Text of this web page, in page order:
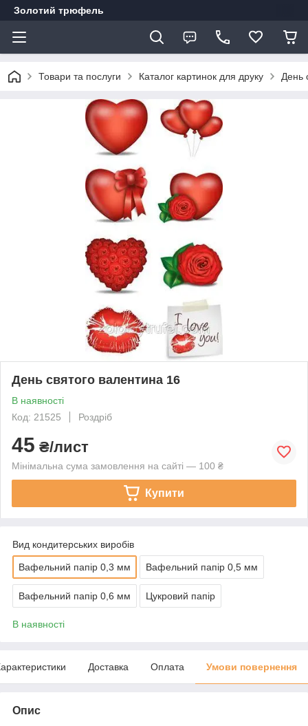
Золотий трюфель
Товари та послуги Каталог картинок для друку День
День святого валентина 16
В наявності
Код: 21525
Роздріб
45 ₴/лист
Мінімальна сума замовлення на сайті — 100 ₴
Купити
Вид кондитерських виробів
Вафельний папір 0,3 мм Вафельний папір 0,5 мм
Вафельний папір 0,6 мм Цукровий папір
В наявності
Доставка Оплата Умови повернення
Опис